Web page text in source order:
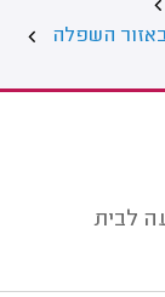
השפלה
לבית